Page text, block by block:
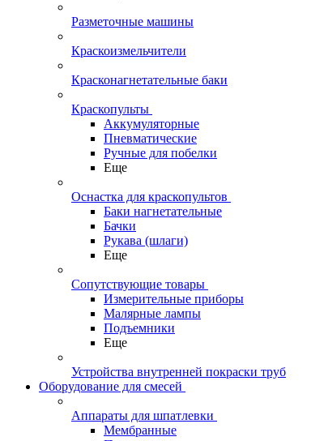
Разметочные машины
Краскоизмельчители
Красконагнетательные баки
Краскопульты
Аккумуляторные
Пневматические
Ручные для побелки
Еще
Оснастка для краскопультов
Баки нагнетательные
Бачки
Рукава (шлаги)
Еще
Сопутствующие товары
Измерительные приборы
Малярные лампы
Подъемники
Еще
Устройства внутренней покраски труб
Оборудование для смесей
Аппараты для шпатлевки
Мембранные